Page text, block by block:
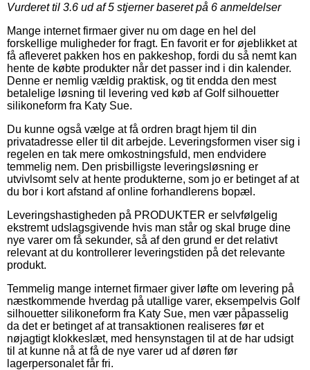
Vurderet til 3.6 ud af 5 stjerner baseret på 6 anmeldelser
Mange internet firmaer giver nu om dage en hel del
forskellige muligheder for fragt. En favorit er for øjeblikket at
få afleveret pakken hos en pakkeshop, fordi du så nemt kan
hente de købte produkter når det passer ind i din kalender.
Denne er nemlig vældig praktisk, og tit endda den mest
betalelige løsning til levering ved køb af Golf silhouetter
silikoneform fra Katy Sue.
Du kunne også vælge at få ordren bragt hjem til din
privatadresse eller til dit arbejde. Leveringsformen viser sig i
regelen en tak mere omkostningsfuld, men endvidere
temmelig nem. Den prisbilligste leveringsløsning er
utvivlsomt selv at hente produkterne, som jo er betinget af at
du bor i kort afstand af online forhandlerens bopæl.
Leveringshastigheden på PRODUKTER er selvfølgelig
ekstremt udslagsgivende hvis man står og skal bruge dine
nye varer om få sekunder, så af den grund er det relativt
relevant at du kontrollerer leveringstiden på det relevante
produkt.
Temmelig mange internet firmaer giver løfte om levering på
næstkommende hverdag på utallige varer, eksempelvis Golf
silhouetter silikoneform fra Katy Sue, men vær påpasselig
da det er betinget af at transaktionen realiseres før et
nøjagtigt klokkeslæt, med hensynstagen til at de har udsigt
til at kunne nå at få de nye varer ud af døren før
lagerpersonalet får fri.